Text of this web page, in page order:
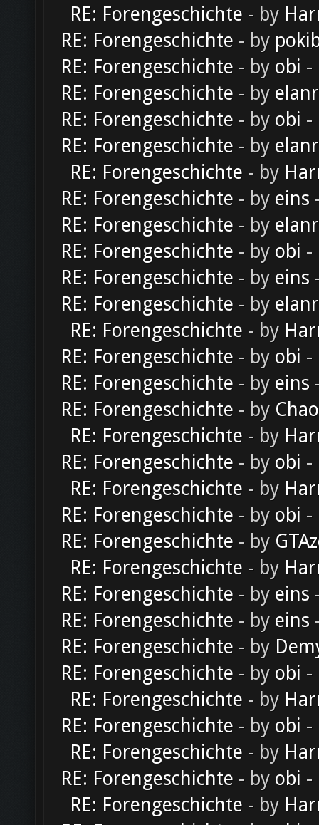
RE: Forengeschichte - by
RE: Forengeschichte - by
RE: Forengeschichte - by obi -
RE: Forengeschichte - by
RE: Forengeschichte - by obi -
RE: Forengeschichte - by
RE: Forengeschichte - by
RE: Forengeschichte - by eins
RE: Forengeschichte - by
RE: Forengeschichte - by obi -
RE: Forengeschichte - by eins
RE: Forengeschichte - by
RE: Forengeschichte - by
RE: Forengeschichte - by obi -
RE: Forengeschichte - by eins
RE: Forengeschichte - by
RE: Forengeschichte - by
RE: Forengeschichte - by obi -
RE: Forengeschichte - by
RE: Forengeschichte - by obi -
RE: Forengeschichte - by
RE: Forengeschichte - by
RE: Forengeschichte - by eins
RE: Forengeschichte - by eins
RE: Forengeschichte - by
RE: Forengeschichte - by obi -
RE: Forengeschichte - by
RE: Forengeschichte - by obi -
RE: Forengeschichte - by
RE: Forengeschichte - by obi -
RE: Forengeschichte - by